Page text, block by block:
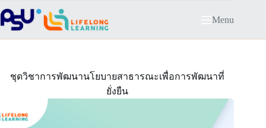
to
content
Menu
ชุดวิชาการพัฒนานโยบายสาธารณะเพื่อการพัฒนาที่
ยั่งยืน